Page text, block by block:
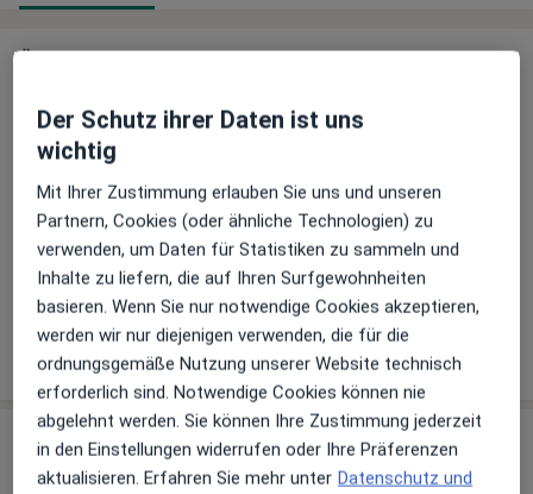
Über mich
Herzlich willkommen in der Naturheilpraxis Diane
Sang in Altenstadt. In meiner Praxis berate ich Sie
gerne über verschiedene Naturheilverfahren und
begleite Sie auf Ihrem Weg zu mehr Gesundheit und
Wohlbefinden. Ich freue mich auf Ihren Anruf.
Ihre Diane Sang
mehrÜber mich
Leistungen & Kosten
Der Schutz ihrer Daten ist uns
wichtig
Mit Ihrer Zustimmung erlauben Sie uns und unseren
Partnern, Cookies (oder ähnliche Technologien) zu
verwenden, um Daten für Statistiken zu sammeln und
Inhalte zu liefern, die auf Ihren Surfgewohnheiten
basieren. Wenn Sie nur notwendige Cookies akzeptieren,
werden wir nur diejenigen verwenden, die für die
ordnungsgemäße Nutzung unserer Website technisch
erforderlich sind. Notwendige Cookies können nie
abgelehnt werden. Sie können Ihre Zustimmung jederzeit
in den Einstellungen widerrufen oder Ihre Präferenzen
aktualisieren. Erfahren Sie mehr unter Datenschutz und